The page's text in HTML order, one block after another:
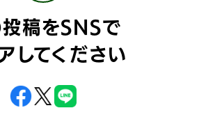
投稿をSNSで
してください